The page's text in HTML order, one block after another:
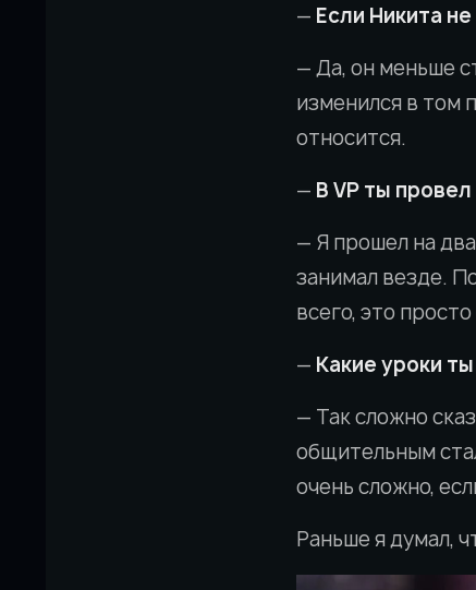
— Если Никита
— Да, он меньше
изменился в том
относится.
— В VP ты
— Я прошел на
занимал везде.
всего, это
— Какие уроки
— Так сложно
общительным
очень сложно,
Раньше я думал,